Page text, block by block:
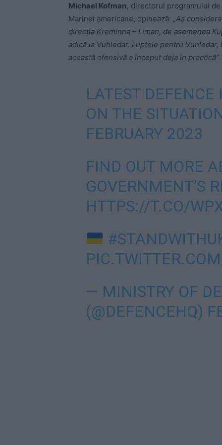
Michael Kofman, directorul programului de
Marinei americane, opinează: „Aș
direcția Kreminna – Liman, de asemenea
adică la Vuhledar. Luptele pentru
această ofensivă a început deja în practică”.
LATEST
ON THE
FEBRUARY 2023
FIND OUT MORE
GOVERNMENT’S
HTTPS://T.CO/
— MINISTRY OF
(@DEFENCEHQ)